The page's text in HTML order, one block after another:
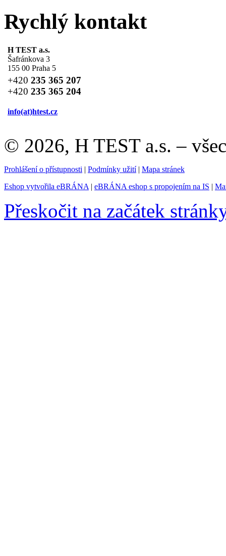
Rychlý kontakt
H TEST a.s.
Šafránkova 3
155 00 Praha 5
+420 235 365 207
+420 235 365 204
info(at)htest.cz
© 2026, H TEST a.s. –
Prohlášení o přístupnosti | Podmínky užití| Mapa stránek
Eshop vytvořila eBRÁNA | eBRÁNA eshop s propojením na IS |
Přeskočit na začátek